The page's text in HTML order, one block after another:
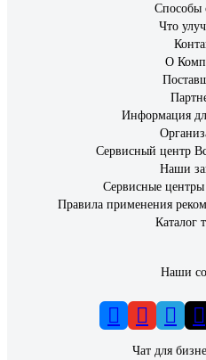
Способы
Что
О
Информация
Сервисный центр
Наши
Сервисные центры
Правила применения
Каталог
Наши
Чат для